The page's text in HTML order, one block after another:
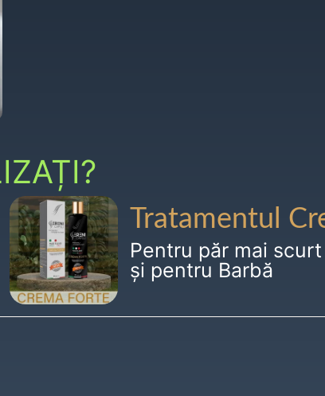
Tratamentul
Pentru păr mai
și pentru Barbă